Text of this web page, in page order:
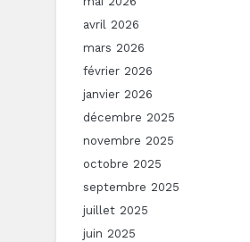
avril 2026
mars 2026
février 2026
janvier 2026
décembre 2025
novembre 2025
octobre 2025
septembre 2025
juillet 2025
juin 2025